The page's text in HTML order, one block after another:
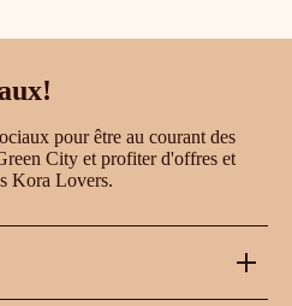
pour être au courant des
City et profiter d'offres et
Kora Lovers.